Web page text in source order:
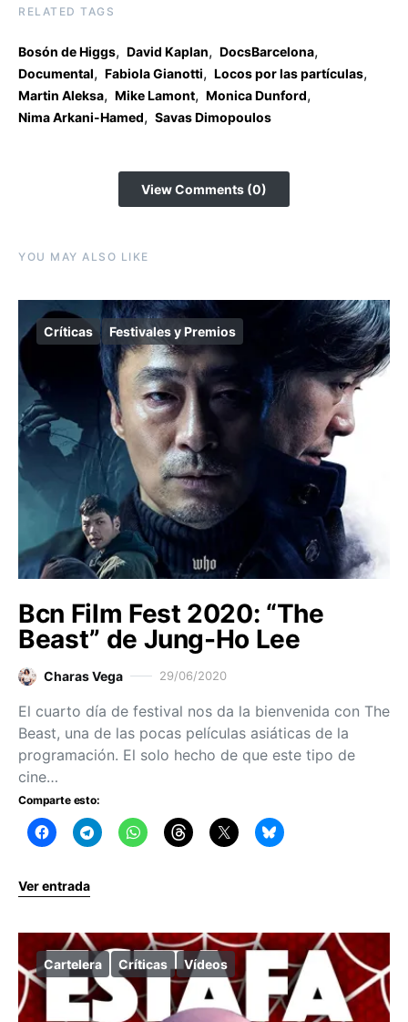
RELATED TAGS
Bosón de Higgs, David Kaplan, DocsBarcelona,
Documental, Fabiola Gianotti, Locos por las partículas,
Martin Aleksa, Mike Lamont, Monica Dunford,
Nima Arkani-Hamed, Savas Dimopoulos
View Comments (0)
YOU MAY ALSO LIKE
Críticas Festivales y Premios
Bcn Film Fest 2020: “The
Beast” de Jung-Ho Lee
Charas Vega 29/06/2020
El cuarto día de festival nos da la bienvenida con The
Beast, una de las pocas películas asiáticas de la
programación. El solo hecho de que este tipo de
cine…
Comparte esto:
Ver entrada
Cartelera Críticas Vídeos